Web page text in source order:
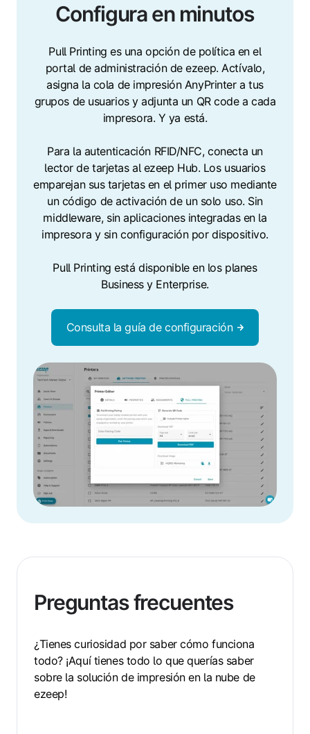
Configura en minutos
Pull Printing es una opción de política en el
portal de administración de ezeep. Actívalo,
asigna la cola de impresión AnyPrinter a tus
grupos de usuarios y adjunta un QR code a cada
impresora. Y ya está.
Para la autenticación RFID/NFC, conecta un
lector de tarjetas al ezeep Hub. Los usuarios
emparejan sus tarjetas en el primer uso mediante
un código de activación de un solo uso. Sin
middleware, sin aplicaciones integradas en la
impresora y sin configuración por dispositivo.
Pull Printing está disponible en los planes
Business y Enterprise.
Consulta la guía de configuración
Preguntas frecuentes
¿Tienes curiosidad por saber cómo funciona
todo? ¡Aquí tienes todo lo que querías saber
sobre la solución de impresión en la nube de
ezeep!